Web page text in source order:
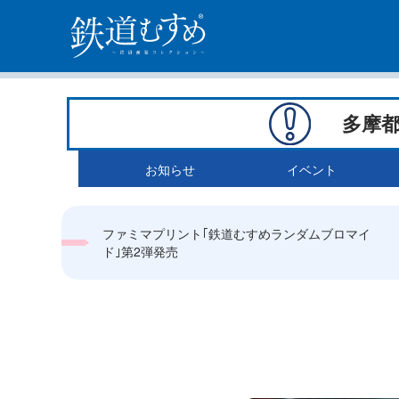
多摩
お知らせ イベント
ファミマプリント｢鉄道むすめランダムブロマイ
ド｣第2弾発売